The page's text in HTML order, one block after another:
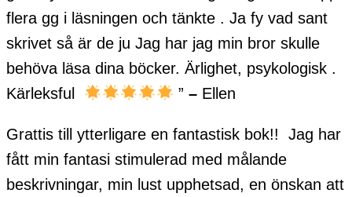
flera gg i läsningen och tänkte . Ja fy vad sant
skrivet så är de ju Jag har jag min bror skulle
behöva läsa dina böcker. Ärlighet, psykologisk .
Kärleksful
” – Ellen
Grattis till ytterligare en fantastisk bok!! Jag har
fått min fantasi stimulerad med målande
beskrivningar, min lust upphetsad, en önskan att